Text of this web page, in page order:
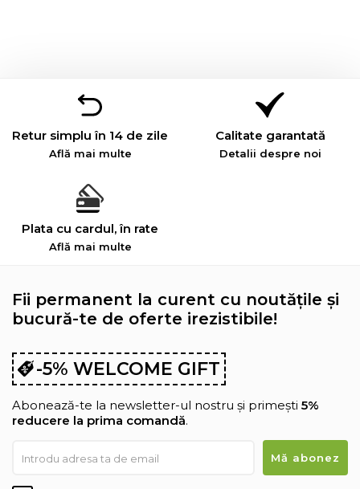
Retur simplu în 14 de zile
Află mai multe
Calitate garantată
Detalii despre noi
Plata cu cardul, în rate
Află mai multe
Fii permanent la curent cu noutățile și
bucură-te de oferte irezistibile!
-5% WELCOME GIFT
Abonează-te la newsletter-ul nostru și primești 5%
reducere la prima comandă.